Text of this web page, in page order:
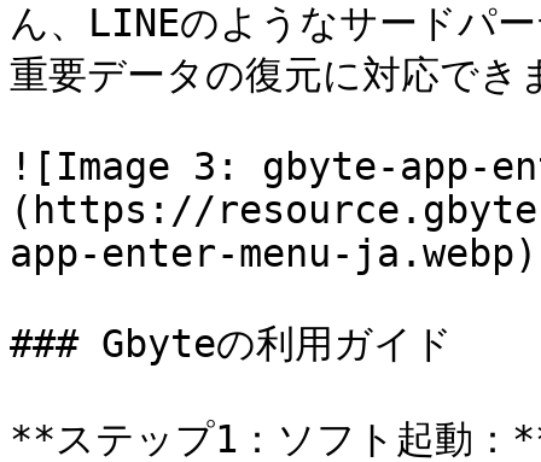
ん、LINEのようなサードパ
重要データの復元に対応でき
![Image 3: gbyte-app-
(https://
app-enter-menu-ja.webp)
### Gbyteの利用ガイド
**ステップ1：ソフト起動：